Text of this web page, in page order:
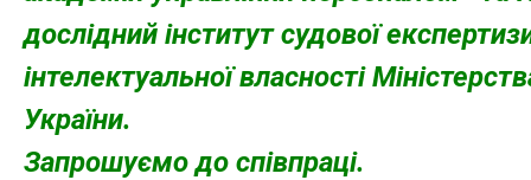
дослідний інститут судової
інтелектуальної власності
України.
Запрошуємо до співпраці.